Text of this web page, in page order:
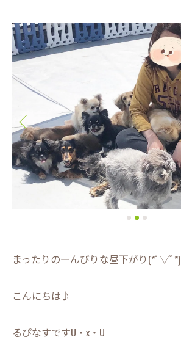
まったりのーんびりな昼下がり(*ﾟ▽ﾟ*)
こんにちは♪
るぴなすですU・x・U